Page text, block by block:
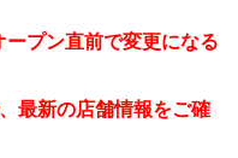
プン直前で変更になる
最新の店舗情報をご確